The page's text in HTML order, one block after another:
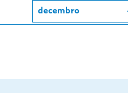
decembro